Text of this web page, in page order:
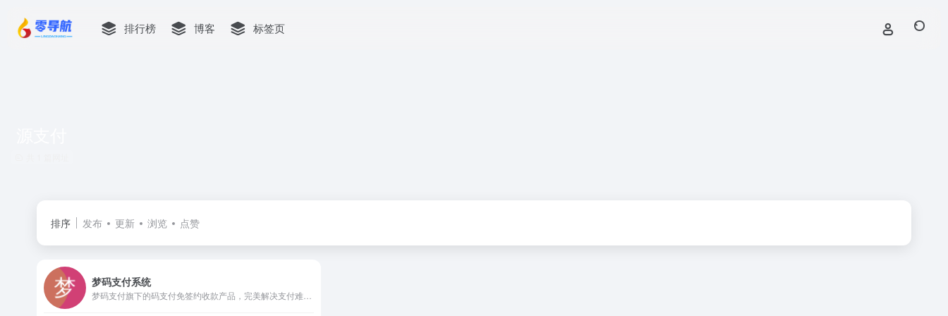
排行榜 博客 标签页
排序 发布 更新 浏览 点赞
梦码支付系统